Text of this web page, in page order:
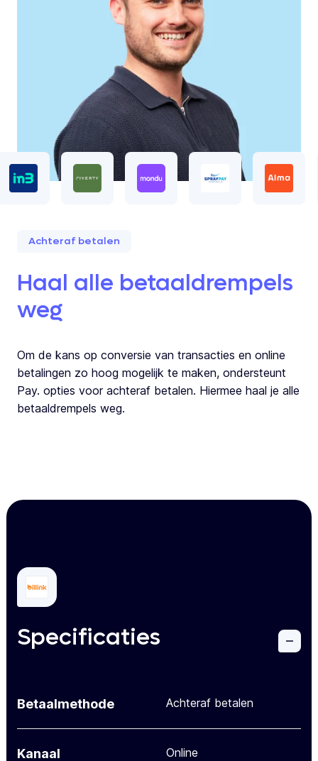
Achteraf betalen
Haal alle betaaldrempels
weg
Om de kans op conversie van transacties en online
betalingen zo hoog mogelijk te maken, ondersteunt
Pay. opties voor achteraf betalen. Hiermee haal je alle
betaaldrempels weg.
Specificaties
Betaalmethode Achteraf betalen
Kanaal Online